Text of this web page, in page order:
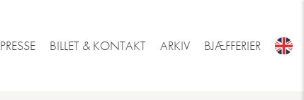
PRESSE BILLET & KONTAKT ARKIV BJÆFFERIER